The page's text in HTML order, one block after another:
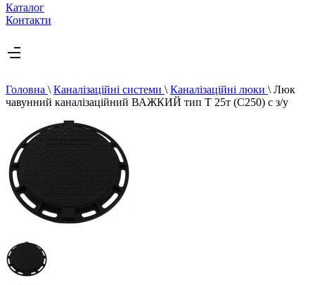
Каталог
Контакти
Головна \ Каналізаційні системи \ Каналізаційні люки \ Люк
чавунний каналізаційний ВАЖКИЙ тип Т 25т (С250) с з/у